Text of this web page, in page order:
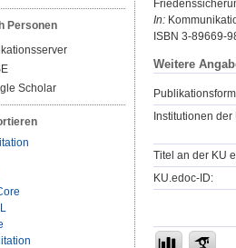
Personen
Scholar
In:
ISBN 3-89669-
Weitere
Institutionen der
Titel an der KU
KU.edoc-ID: